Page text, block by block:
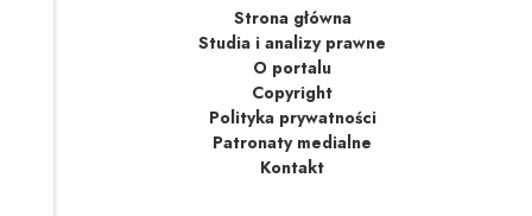
Strona główna
Studia i analizy prawne
O portalu
Copyright
Polityka prywatności
Patronaty medialne
Kontakt